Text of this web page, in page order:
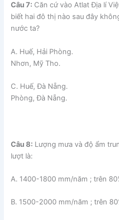
Câu 7: Căn cứ vào Atlat Địa lí
biết hai đô thị nào sau đây
nước ta?
A. Huế, Hải
Nhơn, Mỹ Tho.
C. Huế, Đà
Phòng, Đà Nẵng.
Câu 8: Lượng mưa và độ ẩm
lượt là:
A. 1400-1800 mm/năm ; trên
B. 1500-2000 mm/năm ; trên